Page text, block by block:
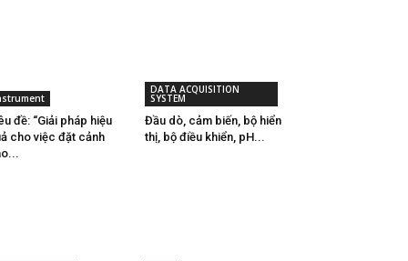
đề: “Giải pháp hiệu
cho việc đặt cảnh
DATA ACQUISITION
SYSTEM
Đầu dò, cảm biến, bộ hiển
thị, bộ điều khiển, pH...